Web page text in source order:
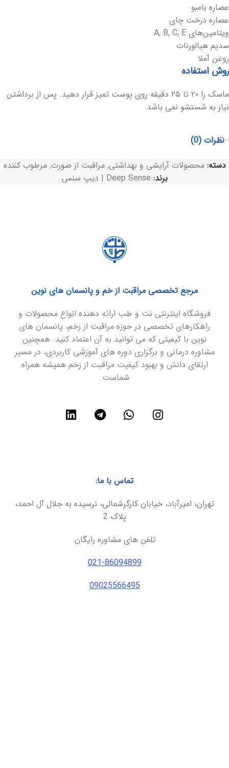
عصاره بامبو
عصاره درخت چای
ویتامین‌های A, B, C, E
سدیم هیالورنات
روغن آملا
روش استفاده
ماسک را ۲۰ تا ۲۵ دقیقه روی پوست تمیز قرار دهید. پس از برداشتن
نیاز به شستشو نمی باشد.
نظرات (0)
دسته: محصولات آرایشی و بهداشتی, مراقبت از صورت, مرطوب کننده
برند: Deep Sense | دیپ سنس
مرجع تخصصی مراقبت از خم و پانسمان های نوین
فروشگاه اینترنتی نت و طب ارائه دهنده انواع محصولات و
راهکارهای تخصصی در حوزه مراقبت از زخم، پانسمان های
نوین با کیفیتی که می توانید به آن اعتماد کنید. همچنین
مشاوره درمانی و برگزاری دوره های آموزشی کاربردی، در مسیر
ارتقای دانش و بهبود کیفیت مراقبت از زخم همیشه همراه
شماست.
تماس با ما:
تهران، امیرآباد، خیابان کارگرشمالی، نرسیده به جلال آل احمد،
پلاک 2
تلفن های مشاوره رایگان:
021-86094899
09025566495